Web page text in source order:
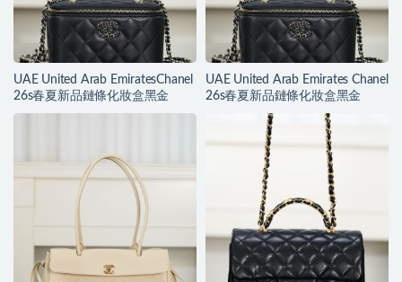
UAE United Arab EmiratesChanel
26s春夏新品鏈條化妝盒黑金
UAE United Arab Emirates Chanel
26s春夏新品鏈條化妝盒黑金